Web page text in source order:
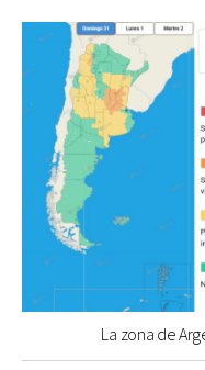
La zona de